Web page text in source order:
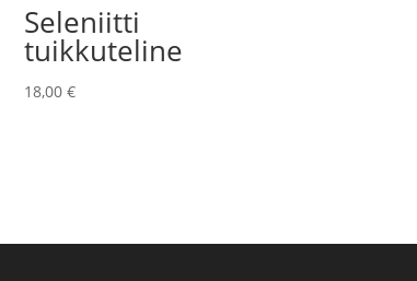
Seleniitti
tuikkuteline
18,00€